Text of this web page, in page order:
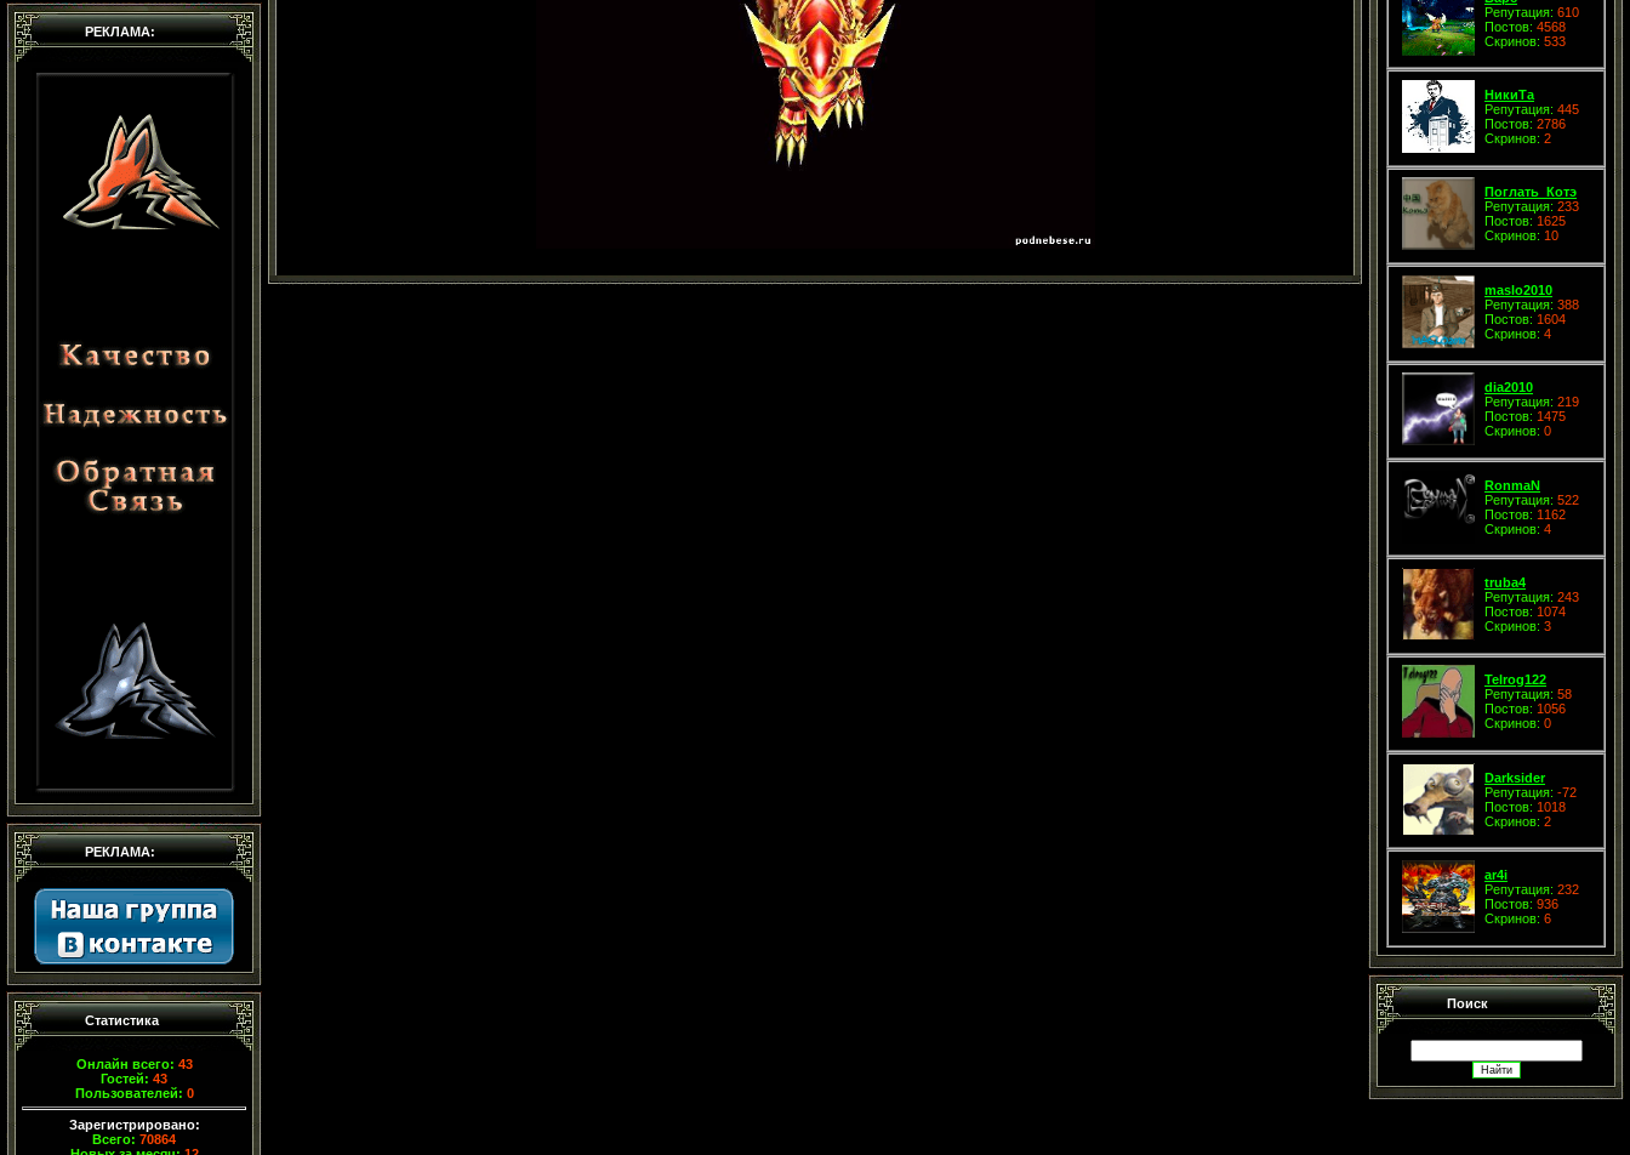
РЕКЛАМА:
РЕКЛАМА:
Статистика
Онлайн всего: 43
Гостей: 43
Пользователей: 0
Зарегистрировано:
Всего: 70864
Репутация: 610
Постов: 4568
Скринов: 533
НикиТа
Репутация: 445
Постов: 2786
Скринов: 2
Поглать_Котэ
Репутация: 233
Постов: 1625
Скринов: 10
maslo2010
Репутация: 388
Постов: 1604
Скринов: 4
dia2010
Репутация: 219
Постов: 1475
Скринов: 0
RonmaN
Репутация: 522
Постов: 1162
Скринов: 4
truba4
Репутация: 243
Постов: 1074
Скринов: 3
Telrog122
Репутация: 58
Постов: 1056
Скринов: 0
Darksider
Репутация: -72
Постов: 1018
Скринов: 2
ar4i
Репутация: 232
Постов: 936
Скринов: 6
Поиск